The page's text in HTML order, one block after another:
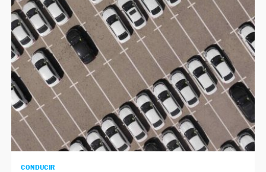
NEWSLETTER
SÍGUENOS
CONDUCIR